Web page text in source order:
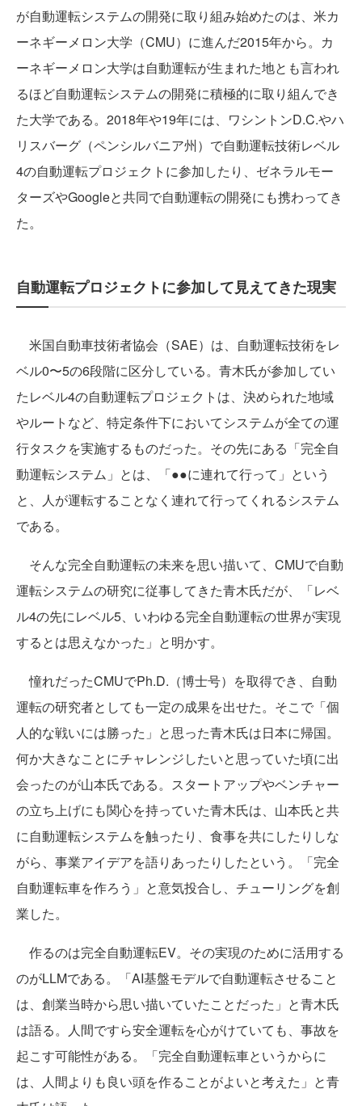
が自動運転システムの開発に取り組み始めたのは、米カ
ーネギーメロン大学（CMU）に進んだ2015年から。カ
ーネギーメロン大学は自動運転が生まれた地とも言われ
るほど自動運転システムの開発に積極的に取り組んでき
た大学である。2018年や19年には、ワシントンD.C.やハ
リスバーグ（ペンシルバニア州）で自動運転技術レベル
4の自動運転プロジェクトに参加したり、ゼネラルモー
ターズやGoogleと共同で自動運転の開発にも携わってき
た。
自動運転プロジェクトに参加して見えてきた現実
米国自動車技術者協会（SAE）は、自動運転技術をレ
ベル0〜5の6段階に区分している。青木氏が参加してい
たレベル4の自動運転プロジェクトは、決められた地域
やルートなど、特定条件下においてシステムが全ての運
行タスクを実施するものだった。その先にある「完全自
動運転システム」とは、「●●に連れて行って」という
と、人が運転することなく連れて行ってくれるシステム
である。
そんな完全自動運転の未来を思い描いて、CMUで自動
運転システムの研究に従事してきた青木氏だが、「レベ
ル4の先にレベル5、いわゆる完全自動運転の世界が実現
するとは思えなかった」と明かす。
憧れだったCMUでPh.D.（博士号）を取得でき、自動
運転の研究者としても一定の成果を出せた。そこで「個
人的な戦いには勝った」と思った青木氏は日本に帰国。
何か大きなことにチャレンジしたいと思っていた頃に出
会ったのが山本氏である。スタートアップやベンチャー
の立ち上げにも関心を持っていた青木氏は、山本氏と共
に自動運転システムを触ったり、食事を共にしたりしな
がら、事業アイデアを語りあったりしたという。「完全
自動運転車を作ろう」と意気投合し、チューリングを創
業した。
作るのは完全自動運転EV。その実現のために活用する
のがLLMである。「AI基盤モデルで自動運転させること
は、創業当時から思い描いていたことだった」と青木氏
は語る。人間ですら安全運転を心がけていても、事故を
起こす可能性がある。「完全自動運転車というからに
は、人間よりも良い頭を作ることがよいと考えた」と青